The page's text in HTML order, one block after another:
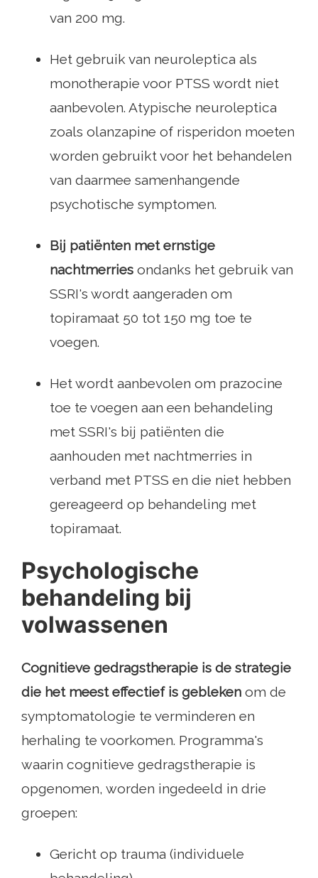
van 200 mg.
Het gebruik van neuroleptica als
monotherapie voor PTSS wordt niet
aanbevolen. Atypische neuroleptica
zoals olanzapine of risperidon moeten
worden gebruikt voor het behandelen
van daarmee samenhangende
psychotische symptomen.
Bij patiënten met ernstige
nachtmerries ondanks het gebruik van
SSRI's wordt aangeraden om
topiramaat 50 tot 150 mg toe te
voegen.
Het wordt aanbevolen om prazocine
toe te voegen aan een behandeling
met SSRI's bij patiënten die
aanhouden met nachtmerries in
verband met PTSS en die niet hebben
gereageerd op behandeling met
topiramaat.
Psychologische
behandeling bij
volwassenen
Cognitieve gedragstherapie is de strategie
die het meest effectief is gebleken om de
symptomatologie te verminderen en
herhaling te voorkomen. Programma's
waarin cognitieve gedragstherapie is
opgenomen, worden ingedeeld in drie
groepen:
Gericht op trauma (individuele